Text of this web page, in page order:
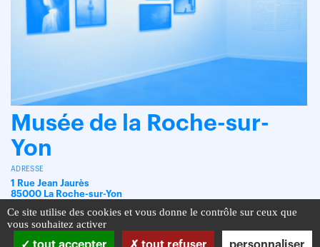
Musée de la Roche-sur-
Yon
ADRESSE
1 Rue Jean Jaurès
85000 La Roche-sur-Yon
Ce site utilise des cookies et vous donne le contrôle sur ceux que
vous souhaitez activer
tout accepter
tout refuser personnaliser